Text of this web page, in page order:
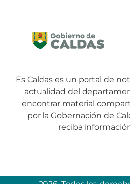
Es Caldas es un portal de
actualidad del
encontrar material
por la Gobernación de
reciba